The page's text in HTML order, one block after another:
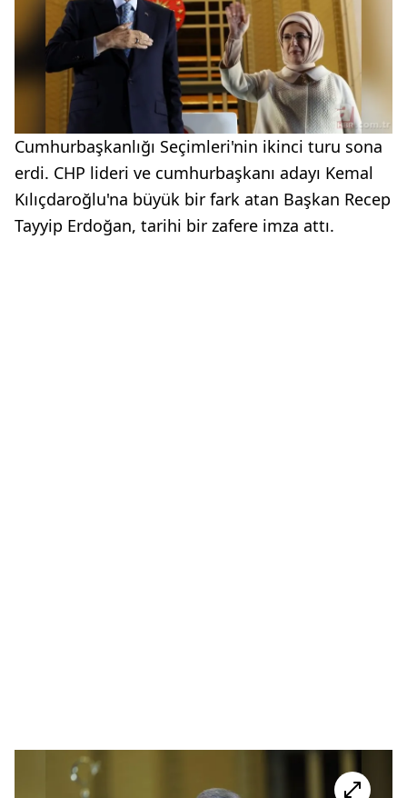
Cumhurbaşkanlığı Seçimleri'nin ikinci turu sona
erdi. CHP lideri ve cumhurbaşkanı adayı Kemal
Kılıçdaroğlu'na büyük bir fark atan Başkan Recep
Tayyip Erdoğan, tarihi bir zafere imza attı.